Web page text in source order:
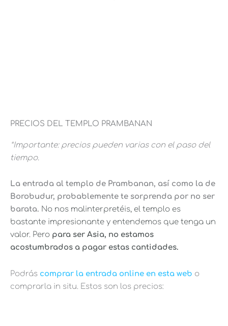
PRECIOS DEL TEMPLO PRAMBANAN
*Importante: precios pueden varias con el paso del
tiempo.
La entrada al templo de Prambanan, así como la de
Borobudur, probablemente te sorprenda por no ser
barata. No nos malinterpretéis, el templo es
bastante impresionante y entendemos que tenga un
valor. Pero para ser Asia, no estamos
acostumbrados a pagar estas cantidades.
Podrás comprar la entrada online en esta web o
comprarla in situ. Estos son los precios: